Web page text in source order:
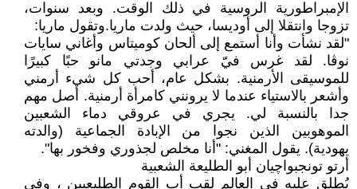
الإمبراطورية الروسية في ذلك الوقت. وبعد سنوات،
تزوجا وانتقلا إلى أوديسا، حيث ولدت ماريا.وتقول ماريا:
"لقد نشأت وأنا أستمع إلى ألحان كوميتاس وأغاني سايات
نوڨا. لقد غرس فيّ عرابي وجدتي مانو حبًا كبيرًا
للموسيقى الأرمنية. بشكل عام، أحب كل شيء أرمني
وأشعر بالاستياء عندما لا يرونني كامرأة أرمنية. أصل مهم
جدا بالنسبة لي. يجري في عروقي دماء الشعبين
الموهوبين الذين نجوا من الإبادة الجماعية (والدته
يهودية). يقول المغني: "أنا مخلص لجذوري وفخور بها".
أرتو تونجبواچيان أبو الطليعة الشعبية
يُطلق عليه في العالم لقب أب القوم الطليعيين ، وفي